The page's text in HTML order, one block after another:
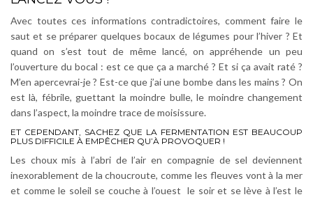
Avec toutes ces informations contradictoires, comment faire le
saut et se préparer quelques bocaux de légumes pour l’hiver ? Et
quand on s’est tout de même lancé, on appréhende un peu
l’ouverture du bocal : est ce que ça a marché ? Et si ça avait raté ?
M’en apercevrai-je ? Est-ce que j’ai une bombe dans les mains ? On
est là, fébrile, guettant la moindre bulle, le moindre changement
dans l’aspect, la moindre trace de moisissure.
ET CEPENDANT, SACHEZ QUE LA FERMENTATION EST BEAUCOUP
PLUS DIFFICILE À EMPÊCHER QU’À PROVOQUER !
Les choux mis à l’abri de l’air en compagnie de sel deviennent
inexorablement de la choucroute, comme les fleuves vont à la mer
et comme le soleil se couche à l’ouest le soir et se lève à l’est le